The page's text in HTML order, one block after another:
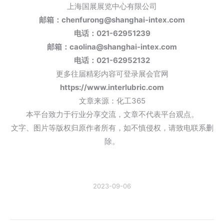
上海国展展览中心有限公司
邮箱：chenfurong@shanghai-intex.com
电话： 021-62951239
邮箱：caolina@shanghai-intex.com
电话 ： 021-62952132
更多往届精彩内容可登录展会官网
https://www.interlubric.com
文章来源：化工365
本平台致力于行业分享交流，文章不代表平台观点。
文字、图片等版权归原作者所有，如不慎侵权，请致电联系删
除。
2023-09-06